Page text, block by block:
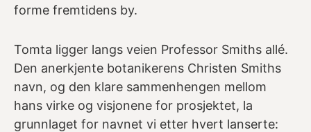
forme fremtidens by.
Tomta ligger langs veien Professor Smiths allé.
Den anerkjente botanikerens Christen Smiths
navn, og den klare sammenhengen mellom
hans virke og visjonene for prosjektet, la
grunnlaget for navnet vi etter hvert lanserte: